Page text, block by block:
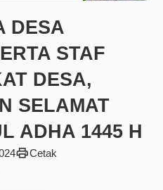
DESA
STAF
DESA,
SELAMAT
ADHA 1445 H
printCetak